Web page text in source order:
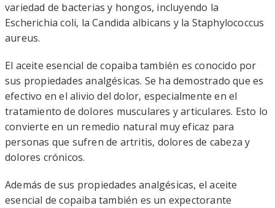
variedad de bacterias y hongos, incluyendo la
Escherichia coli, la Candida albicans y la Staphylococcus
aureus.
El aceite esencial de copaiba también es conocido por
sus propiedades analgésicas. Se ha demostrado que es
efectivo en el alivio del dolor, especialmente en el
tratamiento de dolores musculares y articulares. Esto lo
convierte en un remedio natural muy eficaz para
personas que sufren de artritis, dolores de cabeza y
dolores crónicos.
Además de sus propiedades analgésicas, el aceite
esencial de copaiba también es un expectorante